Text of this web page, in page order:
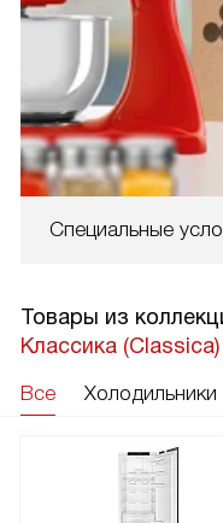
Специальные
Товары из
Классика (Classica)
Все Холодильники